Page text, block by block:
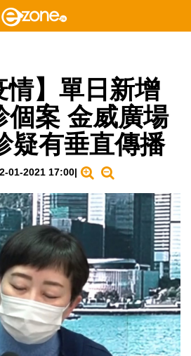
情】單日新增
個案 金威廣場
疑有垂直傳播
01-2021 17:00|